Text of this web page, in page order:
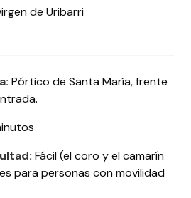
de Uribarri
Pórtico de Santa María, frente
Fácil (el coro y el camarín
para personas con movilidad